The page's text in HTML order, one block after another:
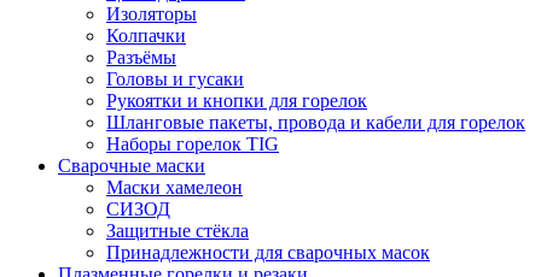
Изоляторы
Колпачки
Разъёмы
Головы и гусаки
Рукоятки и кнопки для горелок
Шланговые пакеты, провода и кабели для горелок
Наборы горелок TIG
Сварочные маски
Маски хамелеон
СИЗОД
Защитные стёкла
Принадлежности для сварочных масок